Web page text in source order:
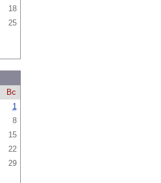
18
25
Вс
1
8
15
22
29